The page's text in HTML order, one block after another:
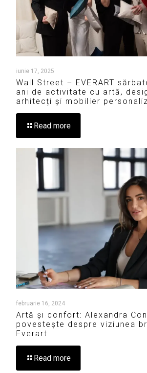
iunie 17, 2025
Wall Street – EVERART
ani de activitate cu artă,
arhitecți și mobilier
Read more
februarie 16, 2024
Artă și confort: Alexandra
povestește despre viziunea
Everart
Read more